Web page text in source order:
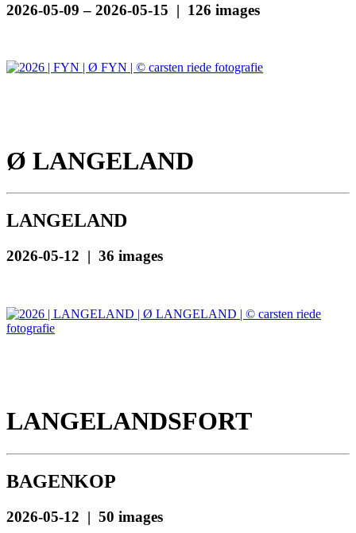
2026-05-09 – 2026-05-15 | 126 images
Ø LANGELAND
LANGELAND
2026-05-12 | 36 images
LANGELANDSFORT
BAGENKOP
2026-05-12 | 50 images